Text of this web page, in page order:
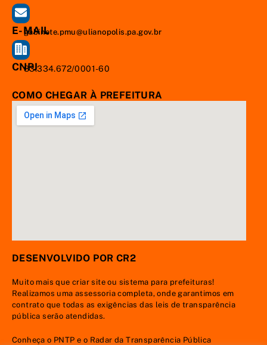
E-MAIL
gabinete.pmu@ulianopolis.pa.gov.br
CNPJ83.334.672/0001-60
COMO CHEGAR À PREFEITURA
DESENVOLVIDO POR CR2
Muito mais quecriar site ou sistema para prefeituras!
Realizamos umaassessoria completa, onde garantimos em
contrato que todas as exigências das leis de transparência
pública serão atendidas.
Conheça o PNTP e o Radar da Transparência Pública